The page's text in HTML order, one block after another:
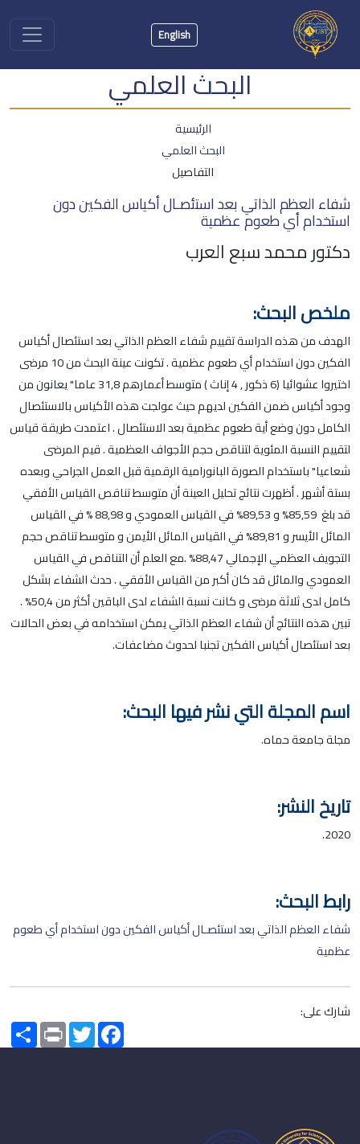
English
البحث العلمي
الرئيسية
البحث العلمي
التفاصيل
شفاء العظم الذاتي بعد استئصـال أكياس الفكين دون
استخدام أي طعوم عظمية
دكتور محمد سبع العرب
ملخص البحث:
الهدف من هذه الدراسة تقييم شفاء العظم الذاتي بعد استئصال أكياس
الفكين دون استخدام أي طعوم عظمية . تكونت عينة البحث من 10 مرضى
اختيروا عشوائيا (6 ذكور , 4 إناث ) متوسط أعمارهم 31,8 عاما" يعانون من
وجود أكياس ضمن الفكين لديهم حيث عولجت هذه الأكياس بالاستئصال
الكامل دون وضع أية طعوم عظمية بعد الاستئصال . اعتمدت طريقة قياس
لتقييم النسبة المئوية لتناقص حجم الأجواف العظمية . قيم المرضى
شعاعيا" باستخدام الصورة البانورامية الرقمية قبل العمل الجراحي وبعده
بستة أشهر . أظهرت نتائج تحليل العينة أن متوسط تناقص القياس الأفقي
قد بلغ 85,59% و 89,53% في القياس العمودي و 88,98 % في القياس
المائل الأيسر و 89,81% في القياس المائل الأيمن و متوسط تناقص حجم
التجويف العظمي الإجمالي 88,47% .مع العلم أن التناقص في القياس
العمودي والمائل قد كان أكبر من القياس الأفقي . حدث الشفاء بشكل
كامل لدى ثلاثة مرضى و كانت نسبة الشفاء لدى الباقين أكثر من 50,4% .
تبين هذه النتائج أن شفاء العظم الذاتي يمكن استخدامه في بعض الحالات
بعد استئصال أكياس الفكين تجنبا لحدوث مضاعفات.
اسم المجلة التي نشر فيها البحث:
مجلة جامعة حماه.
تاريخ النشر:
2020.
رابط البحث:
شفاء العظم الذاتي بعد استئصـال أكياس الفكين دون استخدام أي طعوم
عظمية
شارك على:
Share PrintTwitterFacebook